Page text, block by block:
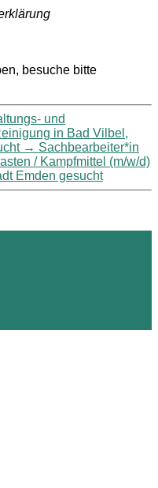
besuche bitte
und
in Bad Vilbel,
→ Sachbearbeiter*in
/ Kampfmittel (m/w/d)
Emden gesucht